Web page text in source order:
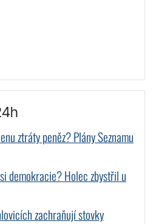
ztráty peněz? Plány Seznamu
demokracie? Holec zbystřil u
zachraňují stovky